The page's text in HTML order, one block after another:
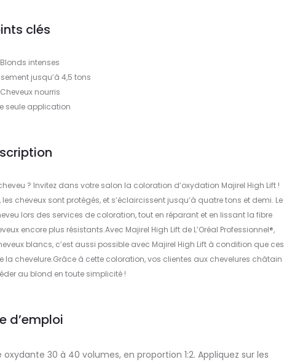
clés
Blonds intenses
jusqu’à 4,5 tons
Cheveux nourris
seule application
? Invitez dans votre salon la coloration d’oxydation Majirel High Lift !
cheveux sont protégés, et s’éclaircissent jusqu’à quatre tons et demi. Le
lors des services de coloration, tout en réparant et en lissant la fibre
encore plus résistants.Avec Majirel High Lift de L’Oréal Professionnel®,
blancs, c’est aussi possible avec Majirel High Lift à condition que ces
la chevelure.Grâce à cette coloration, vos clientes aux chevelures châtain
au blond en toute simplicité !
d’emploi
30 à 40 volumes, en proportion 1:2. Appliquez sur les